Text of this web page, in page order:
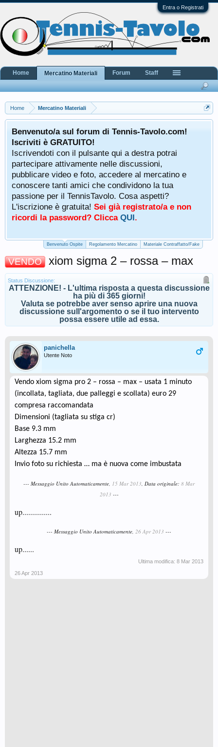
Entra o Registrati
Home Mercatino Materiali
Benvenuto/a sul forum di Tennis-Tavolo.com!
Iscriviti è GRATUITO!
Iscrivendoti con il pulsante qui a destra potrai
partecipare attivamente nelle discussioni,
pubblicare video e foto, accedere al mercatino e
conoscere tanti amici che condividono la tua
passione per il TennisTavolo. Cosa aspetti?
L'iscrizione è gratuita! Sei già registrato/a e non
ricordi la password? Clicca QUI.
Benvenuto Ospite Regolamento Mercatino Materiale Contraffatto/Fake
VENDO xiom sigma 2 – rossa – max
Status Discussione:
ATTENZIONE! - L'ultima risposta a questa discussione
ha più di 365 giorni!
Valuta se potrebbe aver senso aprire una nuova
discussione sull'argomento o se il tuo intervento
possa essere utile ad essa.
panichella
Utente Noto
Vendo xiom sigma pro 2 – rossa – max – usata 1 minuto
(incollata, tagliata, due palleggi e scollata) euro 29
compresa raccomandata
Dimensioni (tagliata su stiga cr)
Base 9.3 mm
Larghezza 15.2 mm
Altezza 15.7 mm
Invio foto su richiesta … ma è nuova come imbustata
--- Messaggio Unito Automaticamente, 15 Mar 2013, Data originale: 8 Mar
2013 ---
up...............
--- Messaggio Unito Automaticamente, 26 Apr 2013 ---
up......
Ultima modifica: 8 Mar 2013
26 Apr 2013
Home Mercatino Materiali Forum Staff